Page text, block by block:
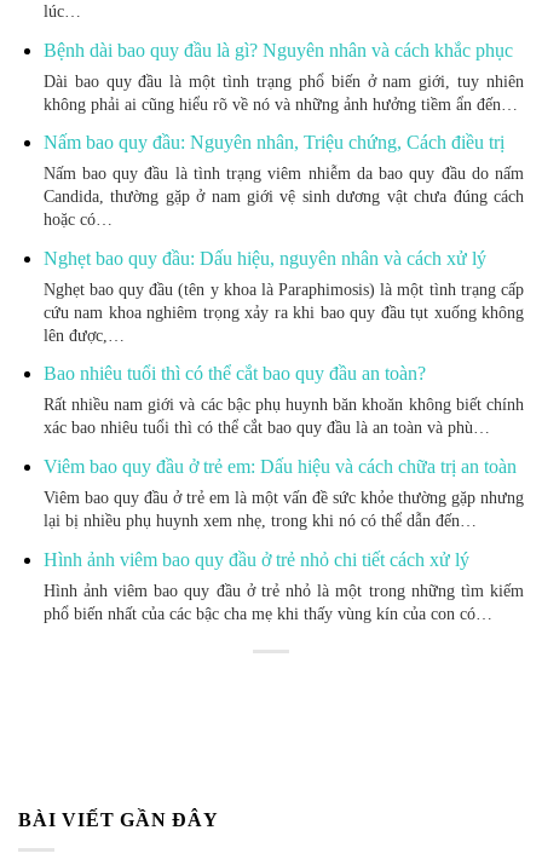
lúc…
Bệnh dài bao quy đầu là gì? Nguyên nhân và cách khắc phục
Dài bao quy đầu là một tình trạng phổ biến ở nam giới, tuy nhiên
không phải ai cũng hiểu rõ về nó và những ảnh hưởng tiềm ẩn đến…
Nấm bao quy đầu: Nguyên nhân, Triệu chứng, Cách điều trị
Nấm bao quy đầu là tình trạng viêm nhiễm da bao quy đầu do nấm
Candida, thường gặp ở nam giới vệ sinh dương vật chưa đúng cách
hoặc có…
Nghẹt bao quy đầu: Dấu hiệu, nguyên nhân và cách xử lý
Nghẹt bao quy đầu (tên y khoa là Paraphimosis) là một tình trạng cấp
cứu nam khoa nghiêm trọng xảy ra khi bao quy đầu tụt xuống không
lên được,…
Bao nhiêu tuổi thì có thể cắt bao quy đầu an toàn?
Rất nhiều nam giới và các bậc phụ huynh băn khoăn không biết chính
xác bao nhiêu tuổi thì có thể cắt bao quy đầu là an toàn và phù…
Viêm bao quy đầu ở trẻ em: Dấu hiệu và cách chữa trị an toàn
Viêm bao quy đầu ở trẻ em là một vấn đề sức khỏe thường gặp nhưng
lại bị nhiều phụ huynh xem nhẹ, trong khi nó có thể dẫn đến…
Hình ảnh viêm bao quy đầu ở trẻ nhỏ chi tiết cách xử lý
Hình ảnh viêm bao quy đầu ở trẻ nhỏ là một trong những tìm kiếm
phổ biến nhất của các bậc cha mẹ khi thấy vùng kín của con có…
BÀI VIẾT GẦN ĐÂY